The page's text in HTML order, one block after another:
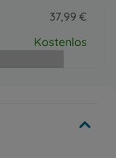
37,99 €
Kostenlos